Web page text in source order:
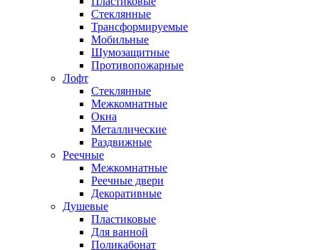
Стеклянные
Трансформируемые
Мобильные
Шумозащитные
Противопожарные
Лофт
Стеклянные
Межкомнатные
Окна
Металлические
Раздвижные
Реечные
Межкомнатные
Реечные двери
Декоративные
Душевые
Пластиковые
Для ванной
Поликабонат